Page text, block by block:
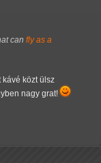
can fly as a
közt ülsz
nagy grat!